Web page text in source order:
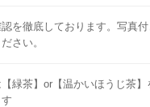
を徹底しております。写真
さい。
緑茶】or【温かいほうじ茶】